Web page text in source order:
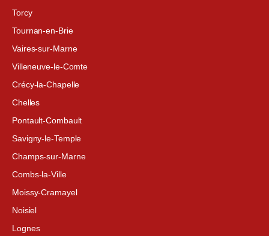
Torcy
Tournan-en-Brie
Vaires-sur-Marne
Villeneuve-le-Comte
Crécy-la-Chapelle
Chelles
Pontault-Combault
Savigny-le-Temple
Champs-sur-Marne
Combs-la-Ville
Moissy-Cramayel
Noisiel
Lognes